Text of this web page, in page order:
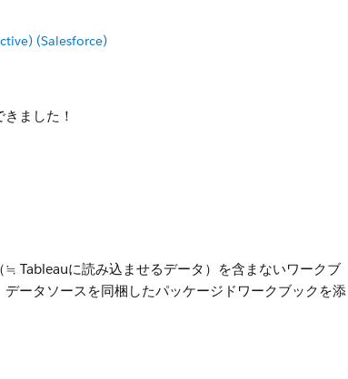
then [売上など数値を出したい値] end
(Salesforce)
ました！
Tableauに読み込ませるデータ）を含まないワークブ
ータソースを同梱したパッケージドワークブックを添